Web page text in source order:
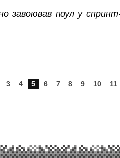
завоював поул у спринт-
3 4 5 6 7 8 9 10
11